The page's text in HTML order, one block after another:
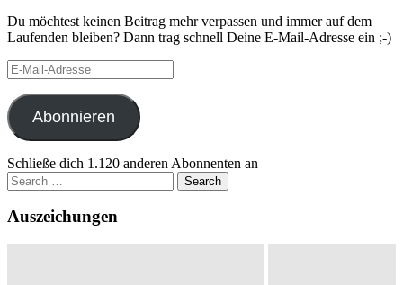
Du möchtest keinen Beitrag mehr verpassen und immer auf dem
Laufenden bleiben? Dann trag schnell Deine E-Mail-Adresse ein ;-)
E-
Mail-
Adresse
Abonnieren
Schließe dich 1.120 anderen Abonnenten an
Search
for:
Auszeichungen